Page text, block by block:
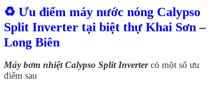
♻️ Ưu điểm máy nước nóng Calypso
Split Inverter tại biệt thự Khai Sơn –
Long Biên
Máy bơm nhiệt Calypso Split Invertercó một số ưu
điểm sau